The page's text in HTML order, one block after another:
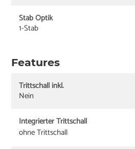
Stab Optik
1-Stab
Features
Trittschall inkl.
Nein
Integrierter Trittschall
ohne Trittschall